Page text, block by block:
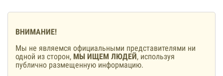
ВНИМАНИЕ!
Мы не являемся официальными представителями ни
одной из сторон, МЫ ИЩЕМ ЛЮДЕЙ, используя
публично размещенную информацию.